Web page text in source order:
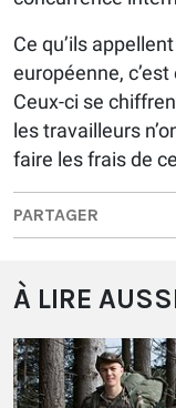
Ce qu’ils
européenne,
Ceux-ci se
les travailleurs
faire les frais de
PARTAGER
À LIRE